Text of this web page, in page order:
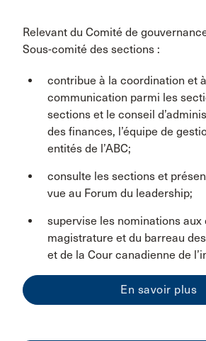
Relevant du Comité de
Sous-comité des sections :
contribue à la coordination et
communication parmi les
sections et le conseil
des finances, l’équipe de
entités de l’ABC;
consulte les sections et
vue au Forum du leadership;
supervise les nominations aux
magistrature et du barreau
et de la Cour canadienne de
En savoir plus